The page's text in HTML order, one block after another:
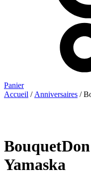
Panier
Accueil / Anniversaires /
Yamaska